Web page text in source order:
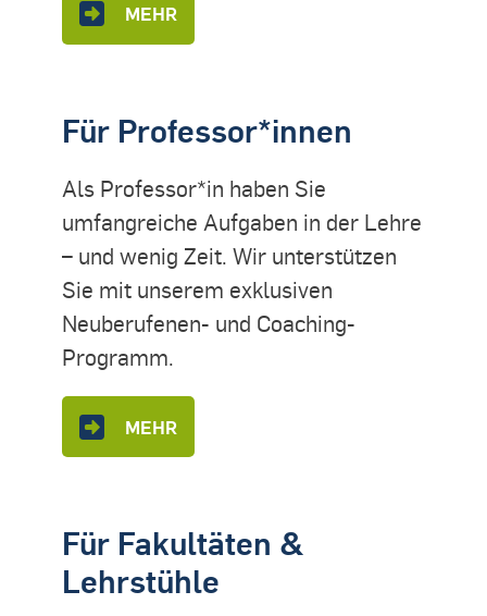
MEHR
Für Professor*innen
Als Professor*in haben Sie
umfangreiche Aufgaben in der Lehre
– und wenig Zeit. Wir unterstützen
Sie mit unserem exklusiven
Neuberufenen- und Coaching-
Programm.
MEHR
Für Fakultäten &
Lehrstühle